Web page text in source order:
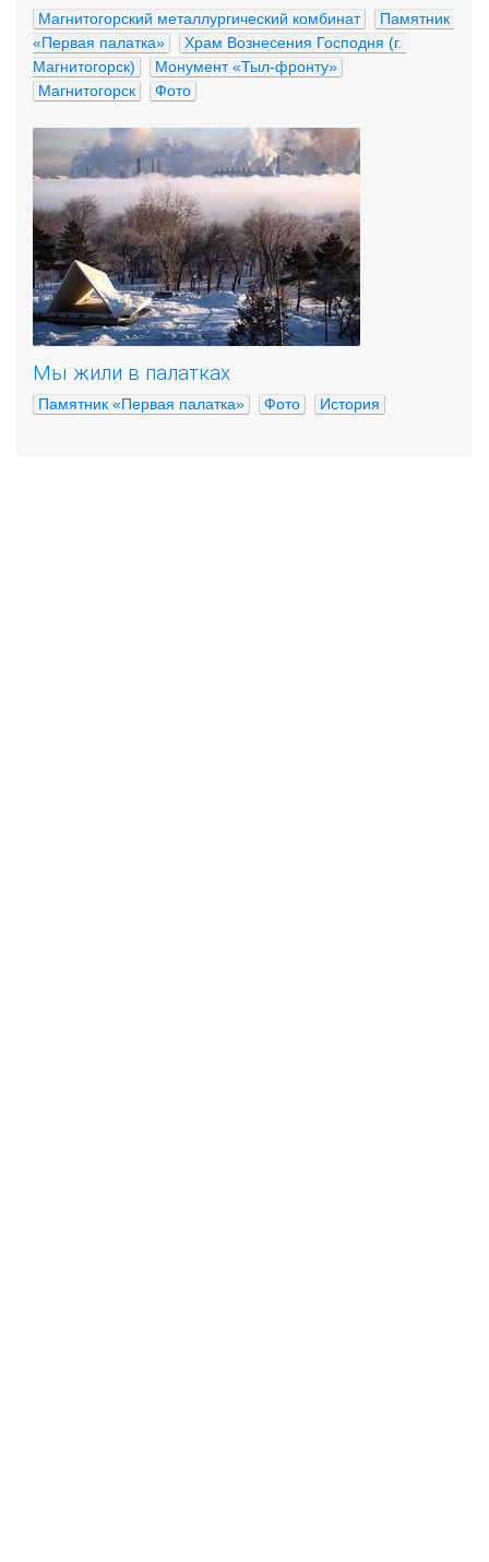
Магнитогорский металлургический комбинат
Памятник
«Первая палатка»
Храм Вознесения Господня (г.
Магнитогорск)
Монумент «Тыл-фронту»
Магнитогорск
Фото
Мы жили в палатках
Памятник «Первая палатка» Фото История